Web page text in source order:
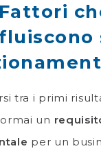
Fattori
tra i primi
un
per un